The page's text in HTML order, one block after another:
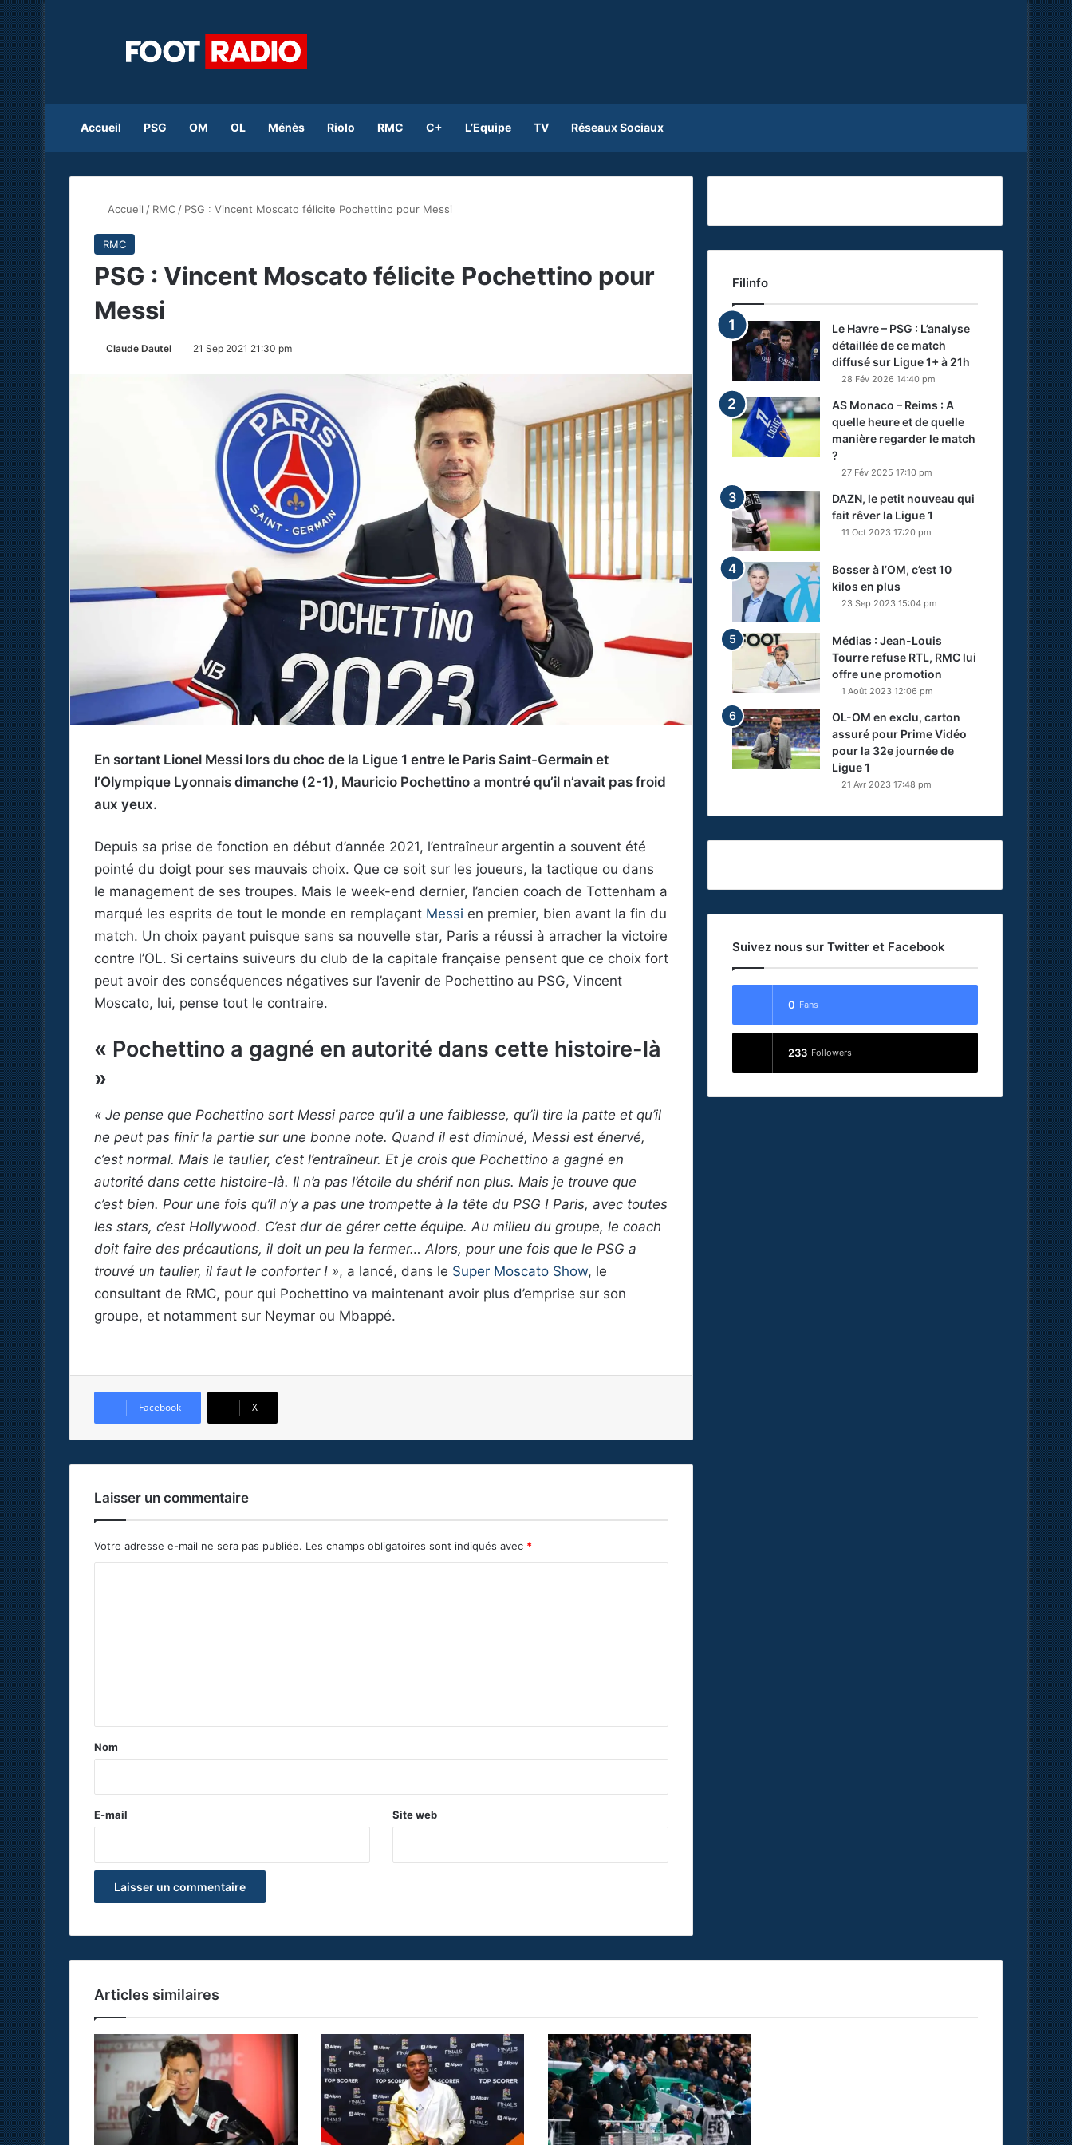
Accueil PSG OM OL Ménès Riolo RMC C+ L’Equipe TV Réseaux Sociaux
Accueil / RMC / PSG : Vincent Moscato félicite Pochettino pour Messi
RMC
PSG : Vincent Moscato félicite Pochettino pour
Messi
Claude Dautel 21 Sep 2021 21:30 pm
En sortant Lionel Messi lors du choc de la Ligue 1 entre le Paris Saint-Germain et
l’Olympique Lyonnais dimanche (2-1), Mauricio Pochettino a montré qu’il n’avait pas froid
aux yeux.
Depuis sa prise de fonction en début d’année 2021, l’entraîneur argentin a souvent été
pointé du doigt pour ses mauvais choix. Que ce soit sur les joueurs, la tactique ou dans
le management de ses troupes. Mais le week-end dernier, l’ancien coach de Tottenham a
marqué les esprits de tout le monde en remplaçant Messi en premier, bien avant la fin du
match. Un choix payant puisque sans sa nouvelle star, Paris a réussi à arracher la victoire
contre l’OL. Si certains suiveurs du club de la capitale française pensent que ce choix fort
peut avoir des conséquences négatives sur l’avenir de Pochettino au PSG, Vincent
Moscato, lui, pense tout le contraire.
« Pochettino a gagné en autorité dans cette histoire-là
»
« Je pense que Pochettino sort Messi parce qu’il a une faiblesse, qu’il tire la patte et qu’il
ne peut pas finir la partie sur une bonne note. Quand il est diminué, Messi est énervé,
c’est normal. Mais le taulier, c’est l’entraîneur. Et je crois que Pochettino a gagné en
autorité dans cette histoire-là. Il n’a pas l’étoile du shérif non plus. Mais je trouve que
c’est bien. Pour une fois qu’il n’y a pas une trompette à la tête du PSG ! Paris, avec toutes
les stars, c’est Hollywood. C’est dur de gérer cette équipe. Au milieu du groupe, le coach
doit faire des précautions, il doit un peu la fermer… Alors, pour une fois que le PSG a
trouvé un taulier, il faut le conforter ! », a lancé, dans le Super Moscato Show, le
consultant de RMC, pour qui Pochettino va maintenant avoir plus d’emprise sur son
groupe, et notamment sur Neymar ou Mbappé.
Facebook X
Laisser un commentaire
Votre adresse e-mail ne sera pas publiée. Les champs obligatoires sont indiqués avec *
a
e
Nom
E-mail Site web
Filinfo
Le Havre – PSG : L’analyse
détaillée de ce match
diffusé sur Ligue 1+ à 21h
28 Fév 2026 14:40 pm
AS Monaco – Reims : A
quelle heure et de quelle
manière regarder le match
?
27 Fév 2025 17:10 pm
DAZN, le petit nouveau qui
fait rêver la Ligue 1
11 Oct 2023 17:20 pm
Bosser à l’OM, c’est 10
kilos en plus
23 Sep 2023 15:04 pm
Médias : Jean-Louis
Tourre refuse RTL, RMC lui
offre une promotion
1 Août 2023 12:06 pm
OL-OM en exclu, carton
assuré pour Prime Vidéo
pour la 32e journée de
Ligue 1
21 Avr 2023 17:48 pm
Suivez nous sur Twitter et Facebook
0 Fans
233 Followers
Articles similaires